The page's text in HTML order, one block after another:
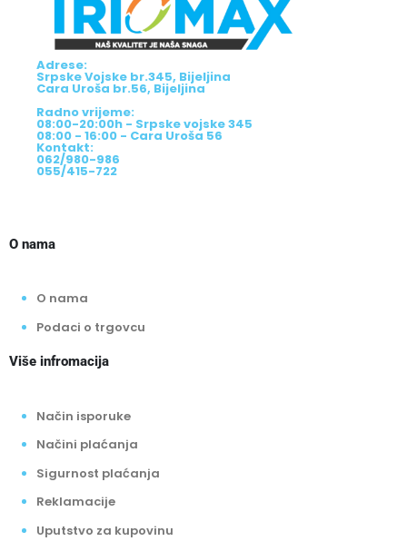
Adrese:
Srpske Vojske br.345, Bijeljina
Cara Uroša br.56, Bijeljina
Radno vrijeme:
08:00-20:00h - Srpske vojske 345
08:00 - 16:00 - Cara Uroša 56
Kontakt:
062/980-986
055/415-722
O nama
O nama
Podaci o trgovcu
Više infromacija
Način isporuke
Načini plaćanja
Sigurnost plaćanja
Reklamacije
Uputstvo za kupovinu